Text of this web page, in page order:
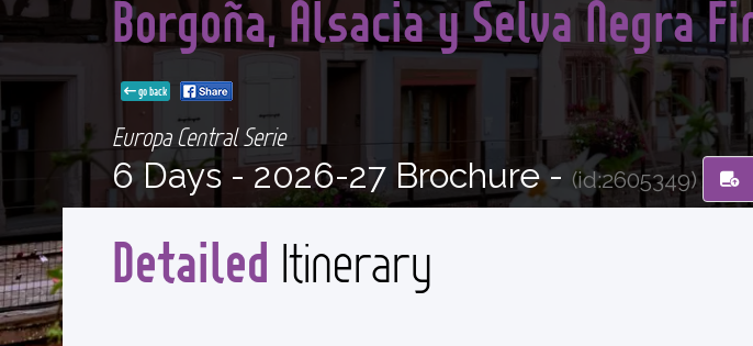
Borgoña, Alsacia y Selva Negra
go back
Europa Central Serie
6 Days - 2026-27 Brochure -(id:2605349)
Detailed Itinerary